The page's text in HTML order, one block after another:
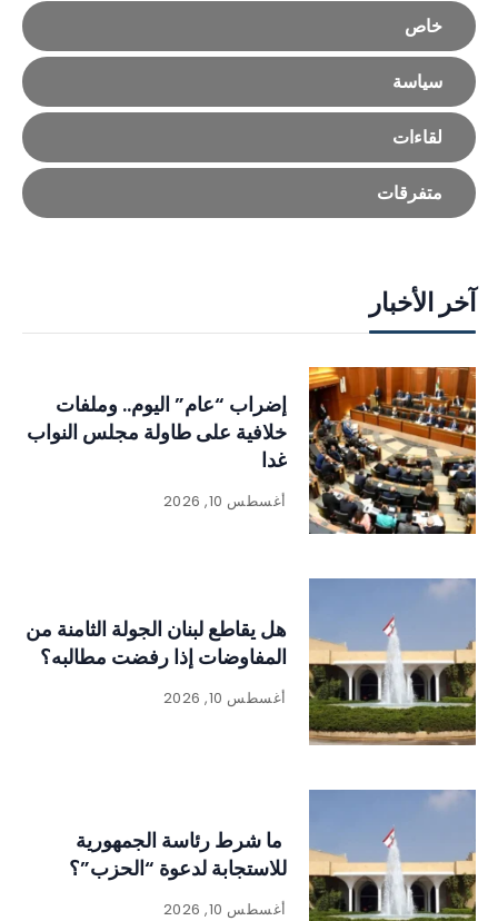
خاص
سياسة
لقاءات
متفرقات
آخر الأخبار
إضراب “عام” اليوم.. وملفات
خلافية على طاولة مجلس النواب
غدا
أغسطس 10, 2026
هل يقاطع لبنان الجولة الثامنة من
المفاوضات إذا رفضت مطالبه؟
أغسطس 10, 2026
ما شرط رئاسة الجمهورية
للاستجابة لدعوة “الحزب”؟
أغسطس 10, 2026